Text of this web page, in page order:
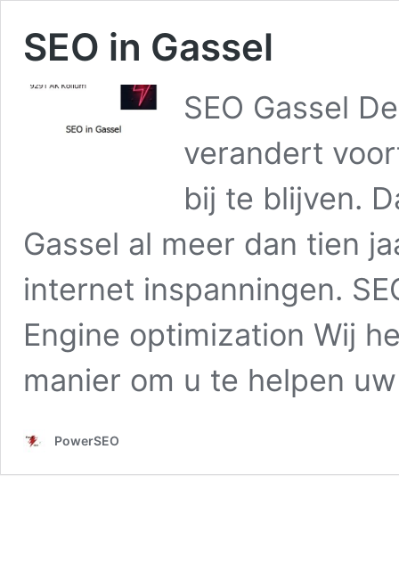
SEO in Gassel
SEO Gassel
verandert
bij te blijven.
Gassel al meer dan tien
internet inspanningen.
Engine optimization Wij
manier om u te helpen
PowerSEO